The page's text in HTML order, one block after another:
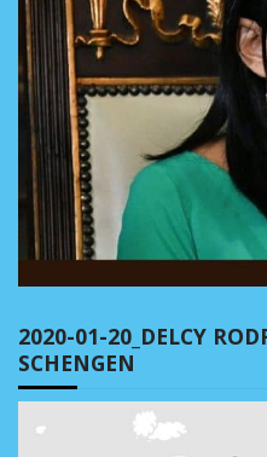
2020-01-20_DELCY
SCHENGEN